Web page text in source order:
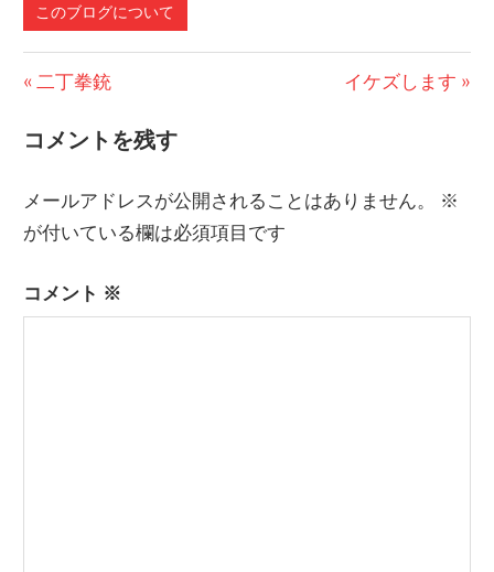
このブログについて
稿
ナ
ビ
ゲ
ー
前
投
二丁拳銃
次
イケズします
コメントを残す
メールアドレスが公開されることはありません。
※
が付いている欄は必須項目です
コメント ※